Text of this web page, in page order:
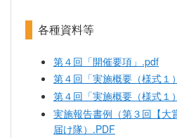
各種資料等
第４回「開催要項」.pdf
第４回「実施概要（様式１
第４回「実施概要（様式１
実施報告書例（第３回【
届け隊）.PDF